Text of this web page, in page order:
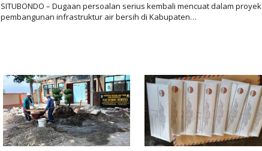
SITUBONDO – Dugaan persoalan serius kembali mencuat dalam proyek
pembangunan infrastruktur air bersih di Kabupaten…